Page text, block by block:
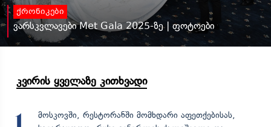
ქრონიკები
ვარსკვლავები Met Gala 2025-ზე | ფოტოები
კვირის ყველაზე კითხვადი
მოსკოვში, რესტორანში მომხდარი აფეთქებისას,